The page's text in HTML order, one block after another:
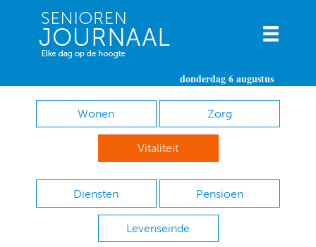
donderdag 6 augustus
Wonen Zorg
Vitaliteit
Diensten Pensioen
Levenseinde